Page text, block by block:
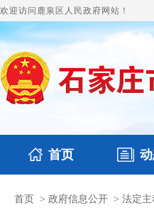
欢迎访问鹿泉区人民政府网站！
首页
国务要闻 本区
首页 > 政府信息公开 > 法定主